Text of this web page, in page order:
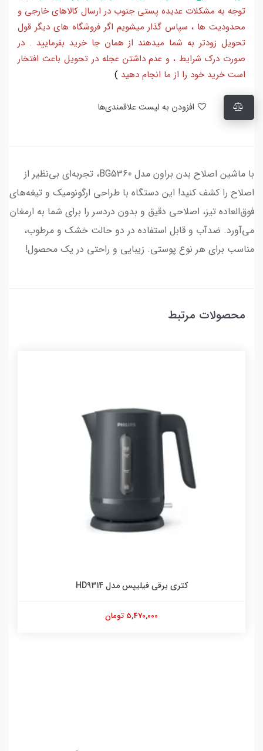
توجه به مشکلات عدیده پستی جنوب در ارسال کالاهای خارجی و
محدودیت ها ، سپاس گذار میشویم اگر فروشگاه های دیگر قول
تحویل زودتر به شما میدهند از همان جا خرید بفرمایید . در
صورت درک شرایط ، و عدم داشتن عجله در تحویل باعث افتخار
است خرید خود را از ما انجام دهید )
با ماشین اصلاح بدن براون مدل BG5360، تجربه‌ای بی‌نظیر از
اصلاح را کشف کنید! این دستگاه با طراحی ارگونومیک و تیغه‌های
فوق‌العاده تیز، اصلاحی دقیق و بدون دردسر را برای شما به ارمغان
می‌آورد. ضدآب و قابل استفاده در دو حالت خشک و مرطوب،
مناسب برای هر نوع پوستی. زیبایی و راحتی در یک محصول!
محصولات مرتبط
کتری برقی فیلیپس مدل HD9314
5,470,000 تومان